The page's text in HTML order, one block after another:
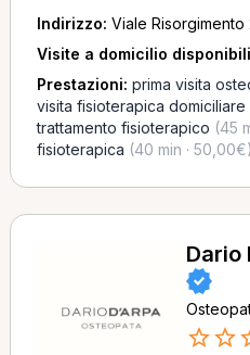
Indirizzo: Viale Risorgimento
Visite a domicilio
Prestazioni: prima visita
visita fisioterapica domiciliare
trattamento fisioterapico (45
fisioterapica (40 min · 50,00€)
Dario